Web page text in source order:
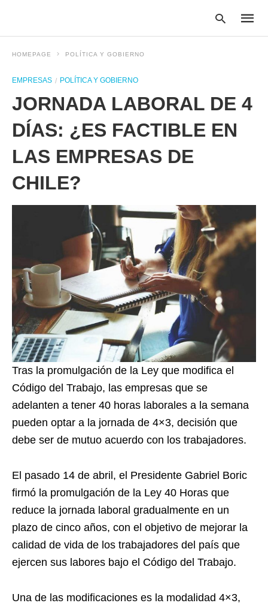
your
search
HOMEPAGE POLÍTICA Y GOBIERNO
EMPRESAS POLÍTICA Y GOBIERNO
JORNADA LABORAL DE 4
DÍAS: ¿ES FACTIBLE EN
LAS EMPRESAS DE
CHILE?
Tras la promulgación de la Ley que modifica el
Código del Trabajo, las empresas que se
adelanten a tener 40 horas laborales a la semana
pueden optar a la jornada de 4×3, decisión que
debe ser de mutuo acuerdo con los trabajadores.
El pasado 14 de abril, el Presidente Gabriel Boric
firmó la promulgación de la Ley 40 Horas que
reduce la jornada laboral gradualmente en un
plazo de cinco años, con el objetivo de mejorar la
calidad de vida de los trabajadores del país que
ejercen sus labores bajo el Código del Trabajo.
Una de las modificaciones es la modalidad 4×3,